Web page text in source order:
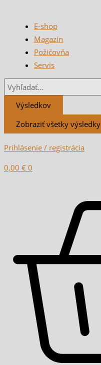
E-shop
Magazín
Požičovňa
Servis
Výsledkov
Zobraziť všetky výsledky
Prihlásenie / registrácia
0,00 € 0